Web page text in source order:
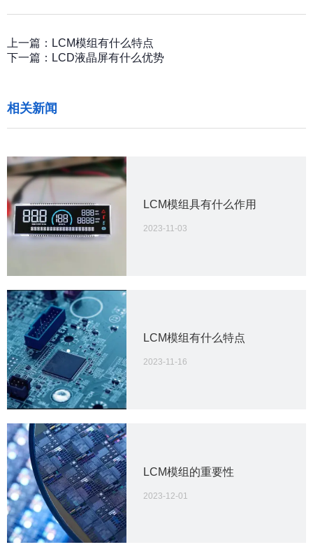
上一篇： LCM模组有什么特点
下一篇： LCD液晶屏有什么优势
相关新闻
LCM模组具有什么作用
2023-11-03
LCM模组有什么特点
2023-11-16
LCM模组的重要性
2023-12-01